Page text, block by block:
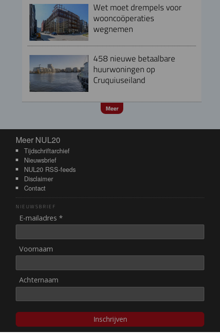
Wet moet drempels voor
wooncoöperaties
wegnemen
458 nieuwe betaalbare
huurwoningen op
Cruquiuseiland
Meer
Meer NUL20
Meer NUL20
Tijdschriftarchief
Nieuwsbrief
NUL20 RSS-feeds
Disclaimer
Contact
NIEUWSBRIEF
E-mailadres *
Voornaam
Achternaam
Inschrijven